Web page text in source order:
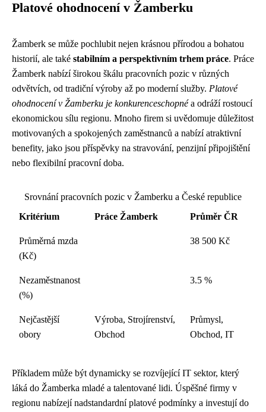
Platové ohodnocení v Žamberku
Žamberk se může pochlubit nejen krásnou přírodou a bohatou
historií, ale také stabilním a perspektivním trhem práce. Práce
Žamberk nabízí širokou škálu pracovních pozic v různých
odvětvích, od tradiční výroby až po moderní služby. Platové
ohodnocení v Žamberku je konkurenceschopnéa odráží rostoucí
ekonomickou sílu regionu. Mnoho firem si uvědomuje důležitost
motivovaných a spokojených zaměstnanců a nabízí atraktivní
benefity, jako jsou příspěvky na stravování, penzijní připojištění
nebo flexibilní pracovní doba.
Srovnání pracovních pozic v Žamberku a České republice
Kritérium
Práce Žamberk Průměr ČR
Průměrná mzda
(Kč)
38 500 Kč
Nezaměstnanost
(%)
3.5 %
Nejčastější
obory
Výroba, Strojírenství,
Obchod
Průmysl,
Obchod, IT
Příkladem může být dynamicky se rozvíjející IT sektor, který
láká do Žamberka mladé a talentované lidi. Úspěšné firmy v
regionu nabízejí nadstandardní platové podmínky a investují do